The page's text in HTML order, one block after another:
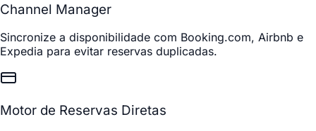
Channel Manager
Sincronize a disponibilidade com Booking.com, Airbnb e
Expedia para evitar reservas duplicadas.
Motor de Reservas Diretas